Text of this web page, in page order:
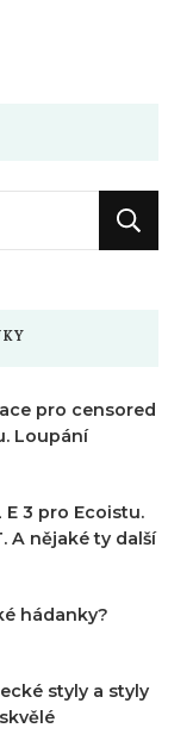
pro censored
Loupání
E 3 pro Ecoistu.
A nějaké ty další
hádanky?
styly a styly